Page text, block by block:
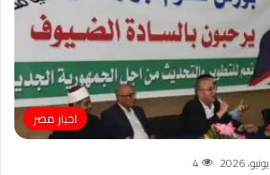
اخبار مصر
4